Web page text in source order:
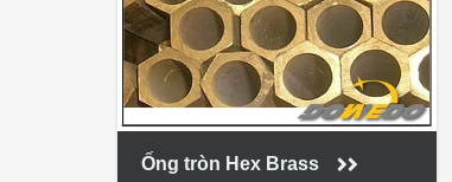
Ống tròn Hex Brass